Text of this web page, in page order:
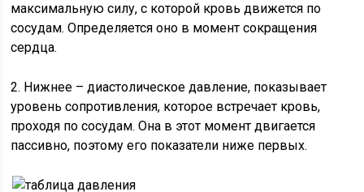
максимальную силу, с которой кровь движется по
сосудам. Определяется оно в момент сокращения
сердца.
2. Нижнее – диастолическое давление, показывает
уровень сопротивления, которое встречает кровь,
проходя по сосудам. Она в этот момент двигается
пассивно, поэтому его показатели ниже первых.